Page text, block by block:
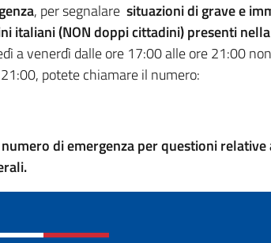
, per segnalare situazioni di grave e
italiani (NON doppi cittadini) presenti
a venerdì dalle ore 17:00 alle ore 21:00
potete chiamare il numero:
di emergenza per questioni